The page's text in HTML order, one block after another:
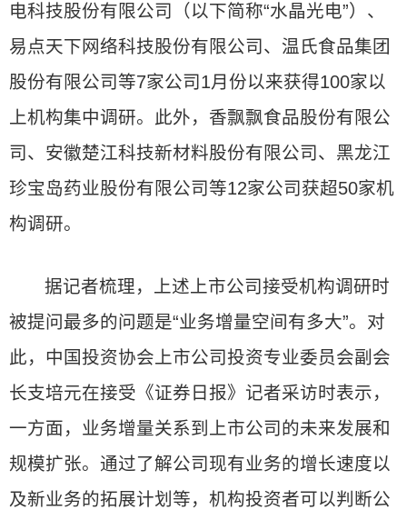
电科技股份有限公司（以下简称“水晶光电”）、
易点天下网络科技股份有限公司、温氏食品集团
股份有限公司等7家公司1月份以来获得100家以
上机构集中调研。此外，香飘飘食品股份有限公
司、安徽楚江科技新材料股份有限公司、黑龙江
珍宝岛药业股份有限公司等12家公司获超50家机
构调研。
据记者梳理，上述上市公司接受机构调研时
被提问最多的问题是“业务增量空间有多大”。对
此，中国投资协会上市公司投资专业委员会副会
长支培元在接受《证券日报》记者采访时表示，
一方面，业务增量关系到上市公司的未来发展和
规模扩张。通过了解公司现有业务的增长速度以
及新业务的拓展计划等，机构投资者可以判断公